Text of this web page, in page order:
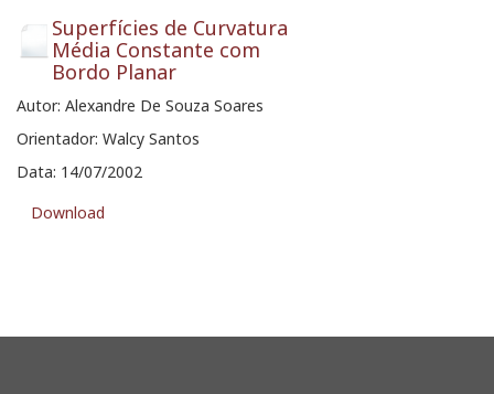
Superfícies de Curvatura
Média Constante com
Bordo Planar
Autor: Alexandre De Souza Soares
Orientador: Walcy Santos
Data: 14/07/2002
Download